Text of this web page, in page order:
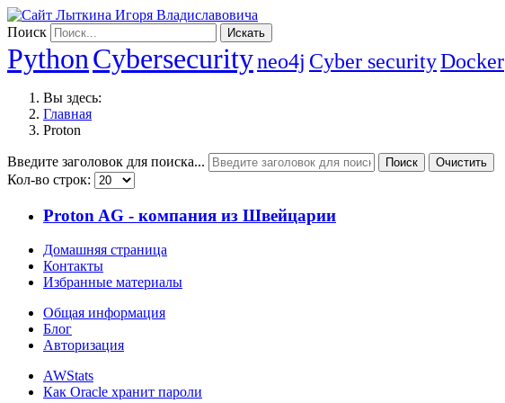
Поиск Искать
PythonCybersecurityneo4j Cyber securityDocker
Вы здесь:
Главная
Proton
Введите заголовок для поиска... Поиск Очистить
Кол-во строк:
Proton AG - компания из Швейцарии
Домашняя страница
Контакты
Избранные материалы
Общая информация
Блог
Авторизация
AWStats
Как Oracle хранит пароли